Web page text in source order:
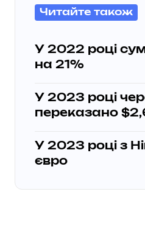
Читайте також
У 2022 році
на 21%
У 2023 році
переказано
У 2023 році з
євро